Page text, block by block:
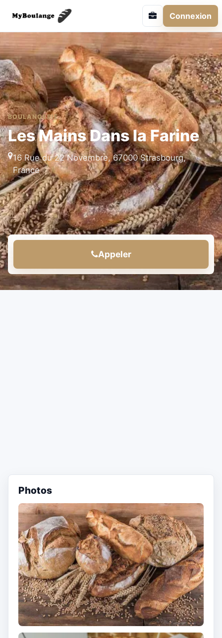
Connexion
BOULANGERIE
Les Mains Dans la Farine
16 Rue du 22 Novembre, 67000 Strasbourg,
France
Appeler
Photos